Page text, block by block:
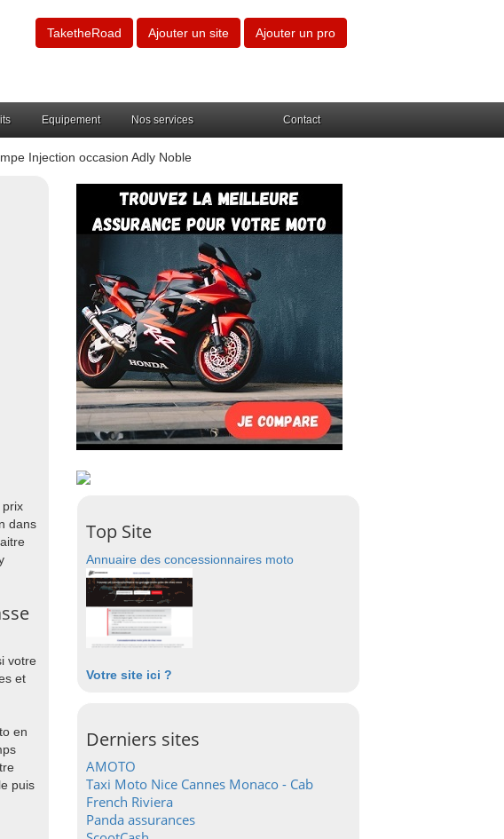
TaketheRoad Ajouter un site Ajouter un pro
Equipement Nos services Contact
Injection occasion Adly Noble
prix
dans
votre
et
en
puis
Top Site
Annuaire des concessionnaires moto
Votre site ici ?
Derniers sites
AMOTO
Taxi Moto Nice Cannes Monaco - Cab
French Riviera
Panda assurances